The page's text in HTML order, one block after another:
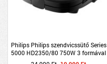
Philips Philips szendvicssütő Series
5000 HD2350/80 750W 3 formával